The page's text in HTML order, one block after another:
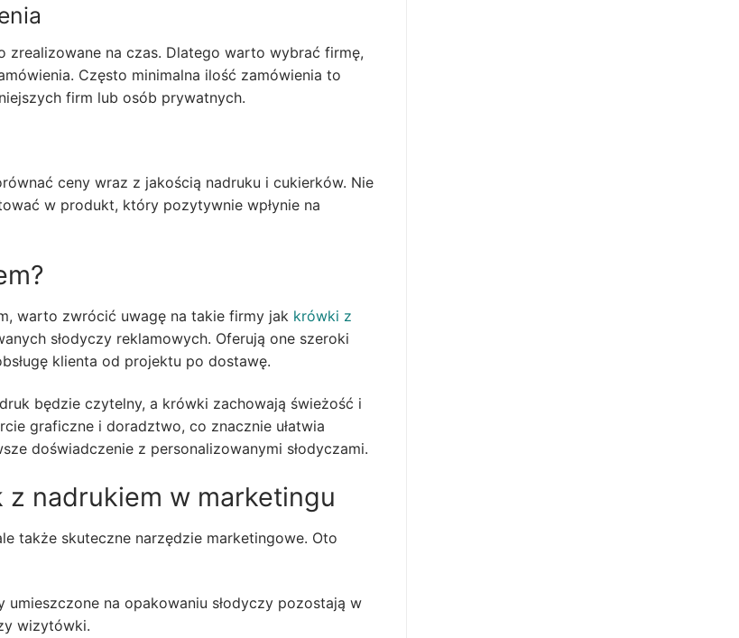
zrealizowane na czas. Dlatego warto wybrać firmę,
Często minimalna ilość zamówienia to
firm lub osób prywatnych.
ceny wraz z jakością nadruku i cukierków. Nie
w produkt, który pozytywnie wpłynie na
warto zwrócić uwagę na takie firmy jak krówki z
słodyczy reklamowych. Oferują one szeroki
klienta od projektu po dostawę.
będzie czytelny, a krówki zachowają świeżość i
graficzne i doradztwo, co znacznie ułatwia
doświadczenie z personalizowanymi słodyczami.
nadrukiem w marketingu
także skuteczne narzędzie marketingowe. Oto
umieszczone na opakowaniu słodyczy pozostają w
wizytówki.